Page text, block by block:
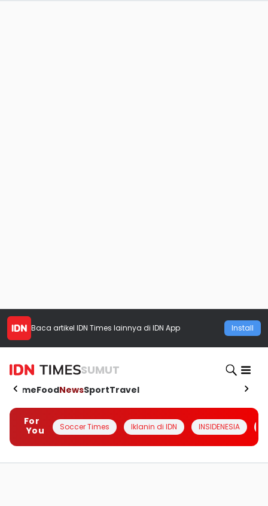
Baca artikel IDN Times lainnya di IDN App Install
SUMUT
HomeFoodNewsSportTravel
For
You
Soccer Times Iklanin di IDN INSIDENESIA